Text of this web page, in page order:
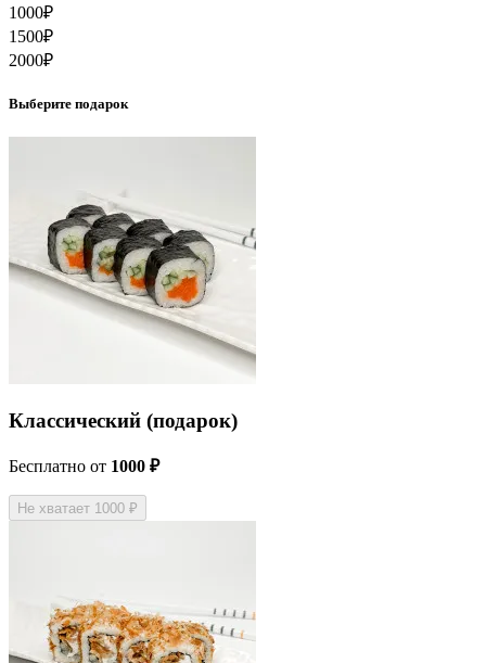
1000₽
1500₽
2000₽
Выберите подарок
Классический (подарок)
Бесплатно от 1000 ₽
Не хватает 1000 ₽